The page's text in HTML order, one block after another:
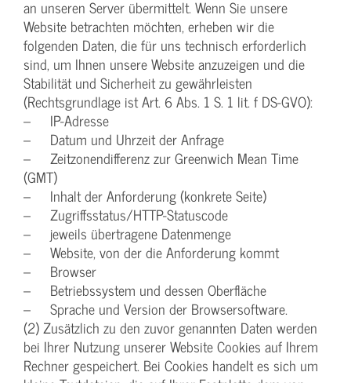
an unseren Server übermittelt. Wenn Sie unsere
Website betrachten möchten, erheben wir die
folgenden Daten, die für uns technisch erforderlich
sind, um Ihnen unsere Website anzuzeigen und die
Stabilität und Sicherheit zu gewährleisten
(Rechtsgrundlage ist Art. 6 Abs. 1 S. 1 lit. f DS-GVO):
– IP-Adresse
– Datum und Uhrzeit der Anfrage
– Zeitzonendifferenz zur Greenwich Mean Time
(GMT)
– Inhalt der Anforderung (konkrete Seite)
– Zugriffsstatus/HTTP-Statuscode
– jeweils übertragene Datenmenge
– Website, von der die Anforderung kommt
– Browser
– Betriebssystem und dessen Oberfläche
– Sprache und Version der Browsersoftware.
(2) Zusätzlich zu den zuvor genannten Daten werden
bei Ihrer Nutzung unserer Website Cookies auf Ihrem
Rechner gespeichert. Bei Cookies handelt es sich um